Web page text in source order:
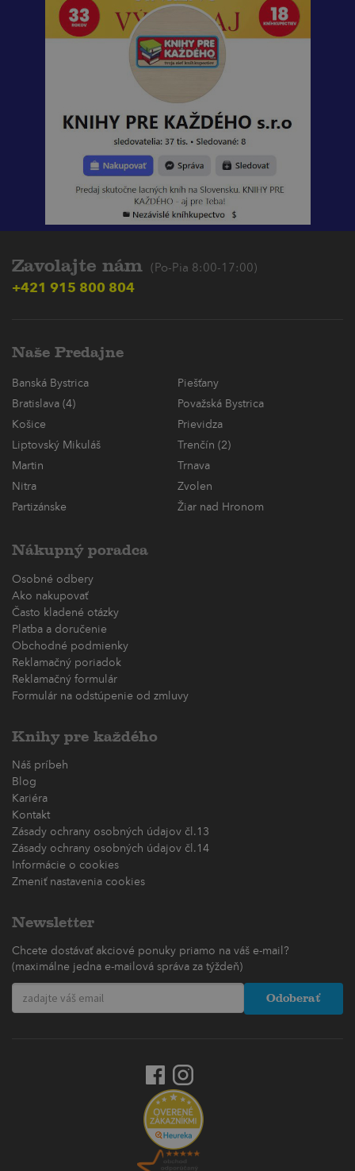
Zavolajte nám (Po-Pia 8:00-17:00)
+421 915 800 804
Naše Predajne
Banská Bystrica
Piešťany
Bratislava (4)
Považská Bystrica
Košice
Prievidza
Liptovský Mikuláš
Trenčín (2)
Martin
Trnava
Nitra
Zvolen
Partizánske
Žiar nad Hronom
Nákupný poradca
Osobné odbery
Ako nakupovať
Často kladené otázky
Platba a doručenie
Obchodné podmienky
Reklamačný poriadok
Reklamačný formulár
Formulár na odstúpenie od zmluvy
Knihy pre každého
Náš príbeh
Blog
Kariéra
Kontakt
Zásady ochrany osobných údajov čl.13
Zásady ochrany osobných údajov čl.14
Informácie o cookies
Zmeniť nastavenia cookies
Newsletter
Chcete dostávať akciové ponuky priamo na váš e-mail?
(maximálne jedna e-mailová správa za týždeň)
Odoberať